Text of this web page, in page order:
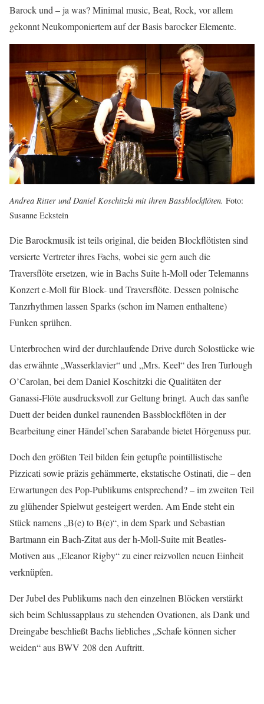
Barock und – ja was? Minimal music, Beat, Rock, vor allem
gekonnt Neukomponiertem auf der Basis barocker Elemente.
Andrea Ritter und Daniel Koschitzki mit ihren Bassblockflöten. Foto:
Susanne Eckstein
Die Barockmusik ist teils original, die beiden Blockflötisten sind
versierte Vertreter ihres Fachs, wobei sie gern auch die
Traversflöte ersetzen, wie in Bachs Suite h-Moll oder Telemanns
Konzert e-Moll für Block- und Traversflöte. Dessen polnische
Tanzrhythmen lassen Sparks (schon im Namen enthaltene)
Funken sprühen.
Unterbrochen wird der durchlaufende Drive durch Solostücke wie
das erwähnte „Wasserklavier“ und „Mrs. Keel“ des Iren Turlough
O’Carolan, bei dem Daniel Koschitzki die Qualitäten der
Ganassi-Flöte ausdrucksvoll zur Geltung bringt. Auch das sanfte
Duett der beiden dunkel raunenden Bassblockflöten in der
Bearbeitung einer Händel’schen Sarabande bietet Hörgenuss pur.
Doch den größten Teil bilden fein getupfte pointillistische
Pizzicati sowie präzis gehämmerte, ekstatische Ostinati, die – den
Erwartungen des Pop-Publikums entsprechend? – im zweiten Teil
zu glühender Spielwut gesteigert werden. Am Ende steht ein
Stück namens „B(e) to B(e)“, in dem Spark und Sebastian
Bartmann ein Bach-Zitat aus der h-Moll-Suite mit Beatles-
Motiven aus „Eleanor Rigby“ zu einer reizvollen neuen Einheit
verknüpfen.
Der Jubel des Publikums nach den einzelnen Blöcken verstärkt
sich beim Schlussapplaus zu stehenden Ovationen, als Dank und
Dreingabe beschließt Bachs liebliches „Schafe können sicher
weiden“ aus BWV 208 den Auftritt.